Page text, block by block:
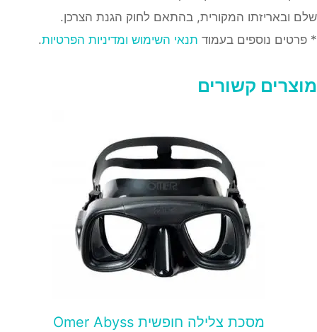
שלם ובאריזתו המקורית, בהתאם לחוק הגנת הצרכן.
* פרטים נוספים בעמוד תנאי השימוש ומדיניות הפרטיות.
מוצרים קשורים
מסכת צלילה חופשית Omer Abyss